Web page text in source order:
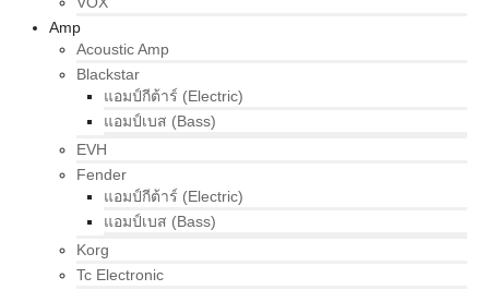
Amp
Acoustic Amp
Blackstar
แอมป์กีต้าร์ (Electric)
แอมป์เบส (Bass)
EVH
Fender
แอมป์กีต้าร์ (Electric)
แอมป์เบส (Bass)
Korg
Tc Electronic